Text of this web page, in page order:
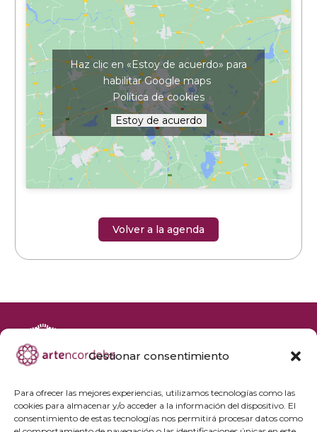
Gestionar consentimiento
Para ofrecer las mejores experiencias, utilizamos tecnologías como las
cookies para almacenar y/o acceder a la información del dispositivo. El
consentimiento de estas tecnologías nos permitirá procesar datos como
Haz clic en «Estoy de acuerdo» para
habilitar Google maps
Política de cookies
Estoy de acuerdo
Volver a la agenda
Agenda cultural